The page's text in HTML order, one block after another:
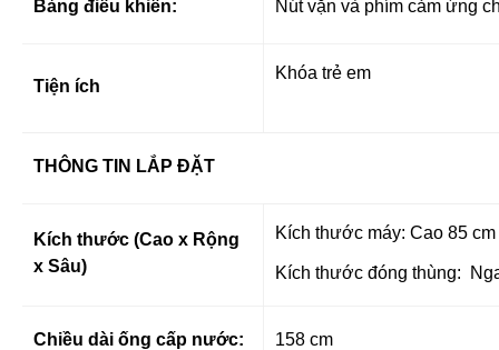
Bảng điều khiển: Nút vặn và phím cảm ứng
Tiện ích
Khóa trẻ em
THÔNG TIN LẮP ĐẶT
Kích thước (Cao x Rộng
x Sâu)
Kích thước máy: Cao 85
Kích thước đóng thùng:
Chiều dài ống cấp nước: 158 cm